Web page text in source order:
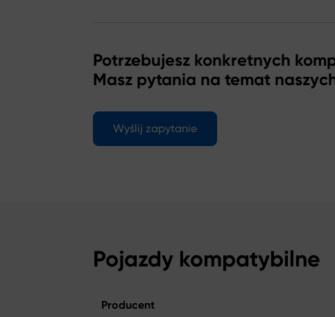
Potrzebujesz konkretnych
Masz pytania na temat
Wyślij zapytanie
Pojazdy kompatybilne
Producent